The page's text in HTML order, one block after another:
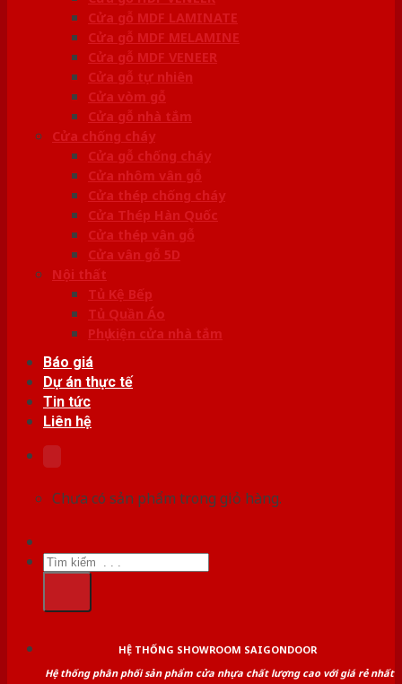
Cửa gỗ MDF LAMINATE
Cửa gỗ MDF MELAMINE
Cửa gỗ MDF VENEER
Cửa gỗ tự nhiên
Cửa vòm gỗ
Cửa gỗ nhà tắm
Cửa chống cháy
Cửa gỗ chống cháy
Cửa nhôm vân gỗ
Cửa thép chống cháy
Cửa Thép Hàn Quốc
Cửa thép vân gỗ
Cửa vân gỗ 5D
Nội thất
Tủ Kệ Bếp
Tủ Quần Áo
Phụ kiện cửa nhà tắm
Báo giá
Dự án thực tế
Tin tức
Liên hệ
Chưa có sản phẩm trong giỏ hàng.
Tìm
kiếm:
HỆ THỐNG SHOWROOM SAIGONDOOR
Hệ thống phân phối sản phẩm cửa nhựa chất lượng cao với giá rẻ nhất